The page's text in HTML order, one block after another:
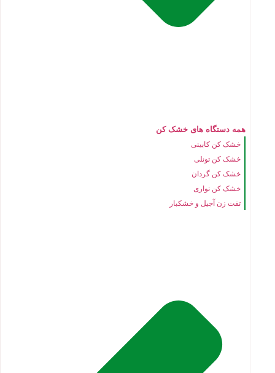
همه دستگاه های خشک کن
خشک کن کابینی
خشک کن تونلی
خشک کن گردان
خشک کن نواری
تفت زن آجیل و خشکبار